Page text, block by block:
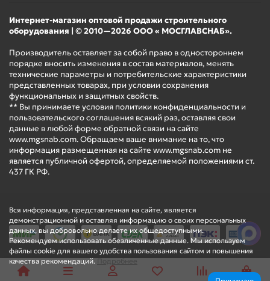
Вся информация, представленная на сайте, является
демонстрационной и оставляя информацию о своих персональных
данных, вы добровольно делаете их общедоступными.
Рекомендуем использовать обезличенные данные. Мы используем
файлы cookie для вашего удобства пользования сайтом и повышения
качества рекомендаций.Подробнее
Интернет-магазин оптовой продажи строительного
оборудования | © 2010—2026 ООО « МОСГЛАВСНАБ».
Производитель оставляет за собой право в одностороннем
порядке вносить изменения в состав материалов, менять
технические параметры и потребительские характеристики
представленных товарах, при условии сохранения
функциональных и защитных свойств.
** Вы принимаете условия политики конфиденциальности и
пользовательского соглашения всякий раз, оставляя свои
данные в любой форме обратной связи на сайте
www.mgsnab.com. Обращаем ваше внимание на то, что
информация размещенная на сайте www.mgsnab.com не
является публичной офертой, определяемой положениями ст.
437 ГК РФ.